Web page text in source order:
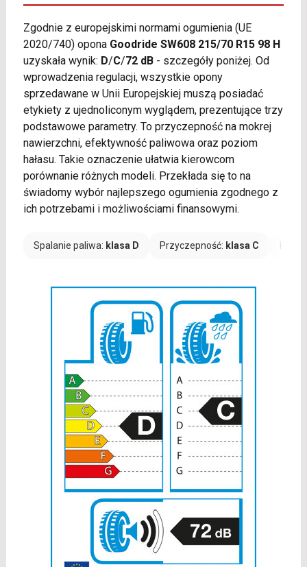
Zgodnie z europejskimi normami ogumienia (UE
2020/740) opona Goodride SW608 215/70 R15 98 H
uzyskała wynik: D/C/72 dB- szczegóły poniżej. Od
wprowadzenia regulacji, wszystkie opony
sprzedawane w Unii Europejskiej muszą posiadać
etykiety z ujednoliconym wyglądem, prezentujące trzy
podstawowe parametry. To przyczepność na mokrej
nawierzchni, efektywność paliwowa oraz poziom
hałasu. Takie oznaczenie ułatwia kierowcom
porównanie różnych modeli. Przekłada się to na
świadomy wybór najlepszego ogumienia zgodnego z
ich potrzebami i możliwościami finansowymi.
Spalanie paliwa: klasa D Przyczepność: klasa C